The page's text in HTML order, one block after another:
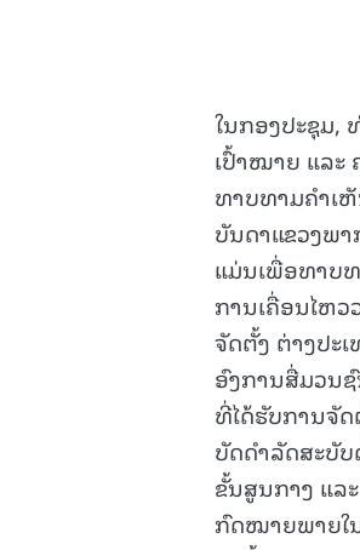
ໃນກອງປະຊຸມ,
ເປົ້າໝາຍ ແລະ
ທາບທາມຄໍາເ
ບັນດາແຂວງພ
ແມ່ນເພື່ອທາບ
ການເຄື່ອນໄຫ
ຈັດຕັ້ງ ຕ່າງປະ
ອົງການສື່ມວນ
ທີ່ໄດ້ຮັບການຈັ
ບັດດໍາລັດສະບັ
ຂັ້ນສູນກາງ ແ
ກົດໝາຍພາຍໃ